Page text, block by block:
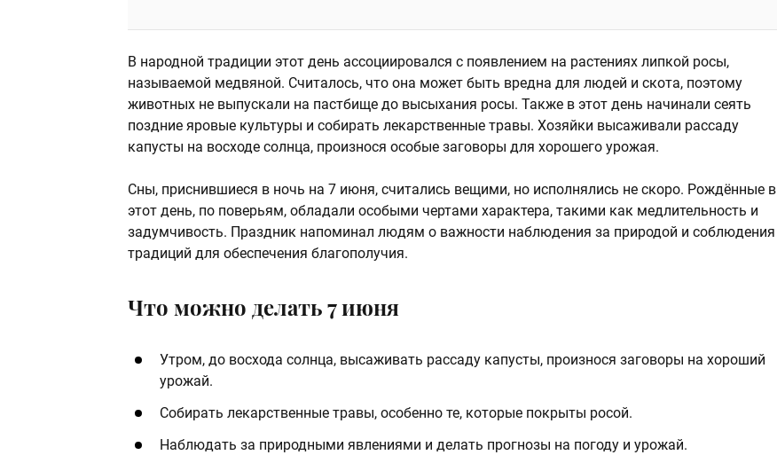
В народной традиции этот день ассоциировался с появлением на растениях липкой росы,
называемой медвяной. Считалось, что она может быть вредна для людей и скота, поэтому
животных не выпускали на пастбище до высыхания росы. Также в этот день начинали сеять
поздние яровые культуры и собирать лекарственные травы. Хозяйки высаживали рассаду
капусты на восходе солнца, произнося особые заговоры для хорошего урожая.
Сны, приснившиеся в ночь на 7 июня, считались вещими, но исполнялись не скоро. Рождённые в
этот день, по поверьям, обладали особыми чертами характера, такими как медлительность и
задумчивость. Праздник напоминал людям о важности наблюдения за природой и соблюдения
традиций для обеспечения благополучия.
Что можно делать 7 июня
Утром, до восхода солнца, высаживать рассаду капусты, произнося заговоры на хороший
урожай.
Собирать лекарственные травы, особенно те, которые покрыты росой.
Наблюдать за природными явлениями и делать прогнозы на погоду и урожай.